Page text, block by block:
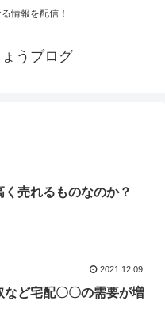
情報を配信！
うブログ
く売れるものなのか？
2021.12.09
など宅配〇〇の需要が増